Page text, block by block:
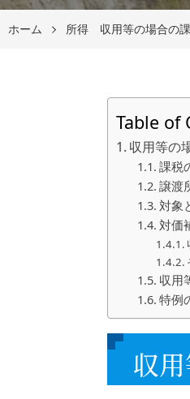
ホーム 所得 収用等の場合の
Table of
収用等の
課税
譲渡
対象
対価
収用
特例
収